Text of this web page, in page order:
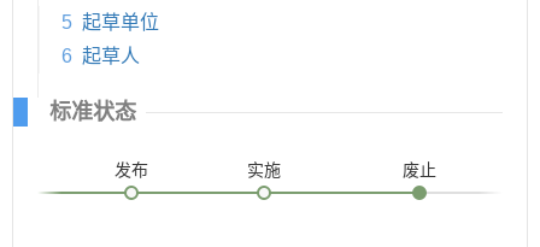
5 起草单位
6 起草人
标准状态
发布 实施 废止